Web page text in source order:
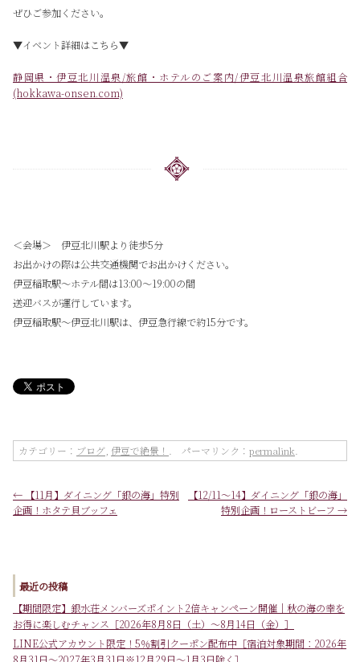
ぜひご参加ください。
▼イベント詳細はこちら▼
静岡県・伊豆北川温泉/旅館・ホテルのご案内/伊豆北川温泉旅館組合
(hokkawa-onsen.com)
＜会場＞ 伊豆北川駅より徒歩5分
お出かけの際は公共交通機関でお出かけください。
伊豆稲取駅～ホテル間は13:00～19:00の間
送迎バスが運行しています。
伊豆稲取駅～伊豆北川駅は、伊豆急行線で約15分です。
カテゴリー： ブログ 伊豆で絶景！ . パーマリンク： permalink
← 【11月】ダイニング「銀の海」特別
企画！ホタテ貝ブッフェ
【12/11～14】ダイニング「銀の海」
特別企画！ローストビーフ →
最近の投稿
【期間限定】銀水荘メンバーズポイント2倍キャンペーン開催｜秋の海の幸を
お得に楽しむチャンス［2026年8月8日（土）～8月14日（金）］
LINE公式アカウント限定！5％割引クーポン配布中［宿泊対象期間：2026年